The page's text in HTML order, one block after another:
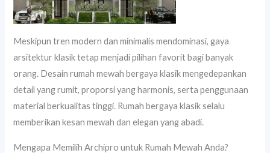
Meskipun tren modern dan minimalis mendominasi, gaya
arsitektur klasik tetap menjadi pilihan favorit bagi banyak
orang. Desain rumah mewah bergaya klasik mengedepankan
detail yang rumit, proporsi yang harmonis, serta penggunaan
material berkualitas tinggi. Rumah bergaya klasik selalu
memberikan kesan mewah dan elegan yang abadi.
Mengapa Memilih Archipro untuk Rumah Mewah Anda?